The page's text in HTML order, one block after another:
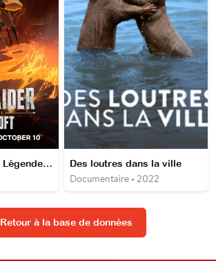
Tomb Raider : La Légende de Lara Croft Des loutres dans la ville
Documentaire • 2022
Retour à la base de données